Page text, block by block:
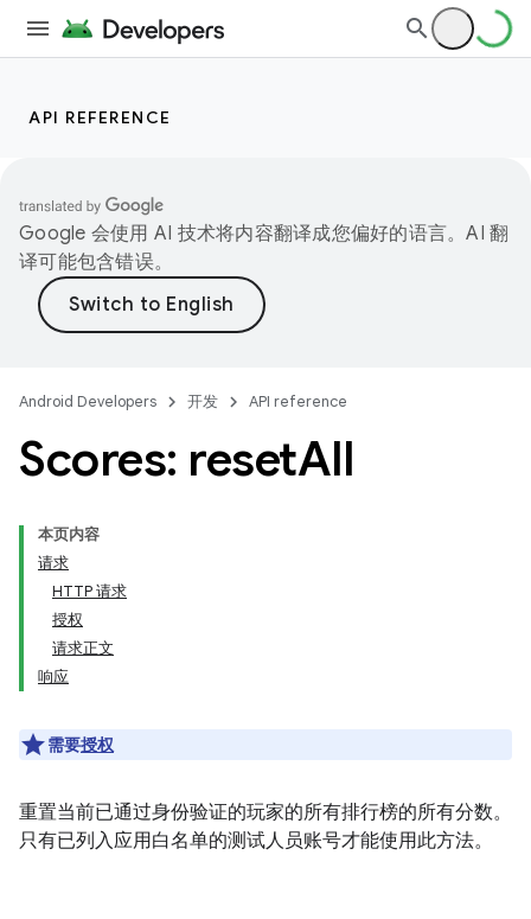
API REFERENCE
Google 会使用 AI 技术将内容翻译成您偏好的语言。AI 翻
译可能包含错误。
Android Developers 开发 API reference
Scores: resetAll
本页内容
请求
HTTP 请求
授权
请求正文
响应
需要授权
重置当前已通过身份验证的玩家的所有排行榜的所有分数。
只有已列入应用白名单的测试人员账号才能使用此方法。